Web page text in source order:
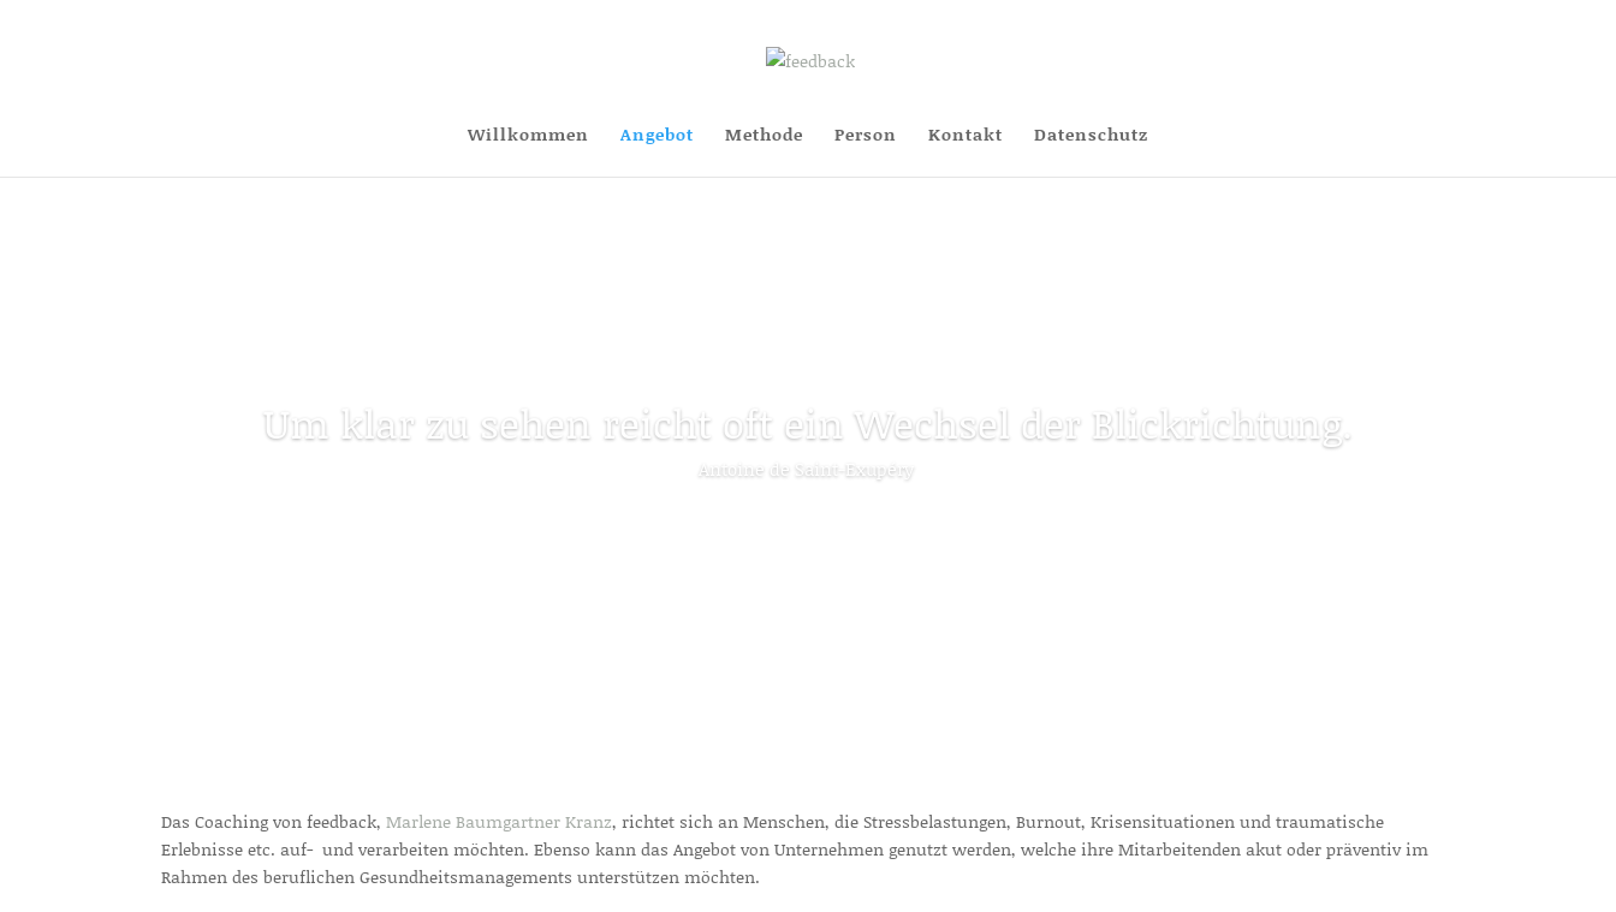
Willkommen Angebot Methode Person Kontakt Datenschutz
Um klar zu sehen reicht oft ein Wechsel der Blickrichtung.
Antoine de Saint-Exupéry
Das Coaching von feedback,Marlene Baumgartner Kranz, richtet sich an Menschen, die Stressbelastungen, Burnout, Krisensituationen und traumatische
Erlebnisse etc. auf- und verarbeiten möchten. Ebenso kann das Angebot von Unternehmen genutzt werden, welche ihre Mitarbeitenden akut oder präventiv im
Rahmen des beruflichen Gesundheitsmanagements unterstützen möchten.